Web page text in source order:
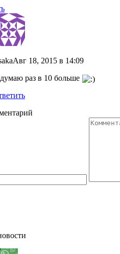
Авг 18, 2015 в 14:09
раз в 10 больше